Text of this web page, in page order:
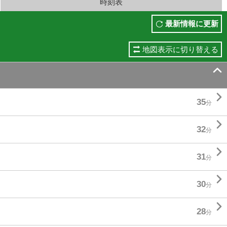
時刻表
最新情報に更新
地図表示に切り替える

35分 
32分 
31分 
30分 
28分 